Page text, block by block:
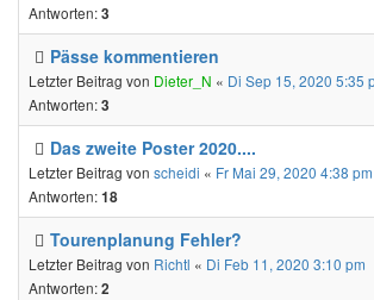
Antworten:3
Pässe kommentieren
Letzter Beitrag von Dieter_N « Di Sep 15, 2020 5:35
Antworten:3
Das zweite Poster 2020....
Letzter Beitrag von scheidi « Fr Mai 29, 2020 4:38 pm
Antworten:18
Tourenplanung Fehler?
Letzter Beitrag von Richtl « Di Feb 11, 2020 3:10 pm
Antworten:2